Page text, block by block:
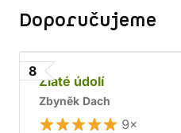
Doporučujeme
8
Zlaté údolí
Zbyněk Dach
9×